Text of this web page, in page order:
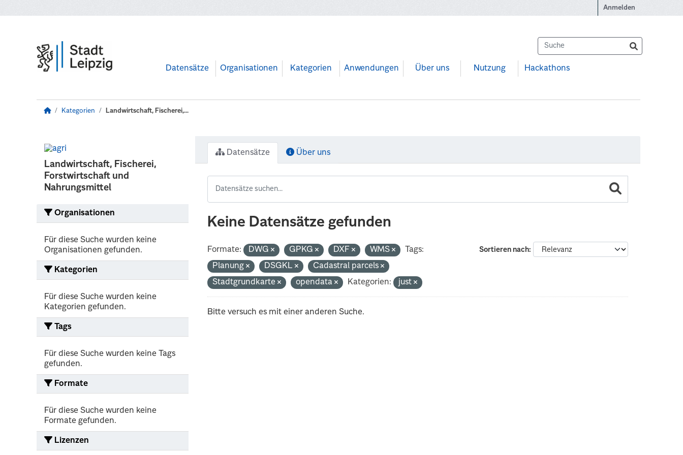
Anmelden
Datensätze Organisationen Kategorien Anwendungen Über uns Nutzung Hackathons
Kategorien Landwirtschaft, Fischerei,...
Landwirtschaft, Fischerei,
Forstwirtschaft und
Nahrungsmittel
Organisationen
Für diese Suche wurden keine
Organisationen gefunden.
Kategorien
Für diese Suche wurden keine
Kategorien gefunden.
Tags
Für diese Suche wurden keine Tags
gefunden.
Formate
Für diese Suche wurden keine
Formate gefunden.
Lizenzen
Datensätze Über uns
Keine Datensätze gefunden
Sortieren nach
Formate: DWG GPKG DXF WMS
Tags:
Planung
DSGKL
Cadastral parcels
Stadtgrundkarte
opendata Kategorien: just
Bitte versuch es mit einer anderen Suche.